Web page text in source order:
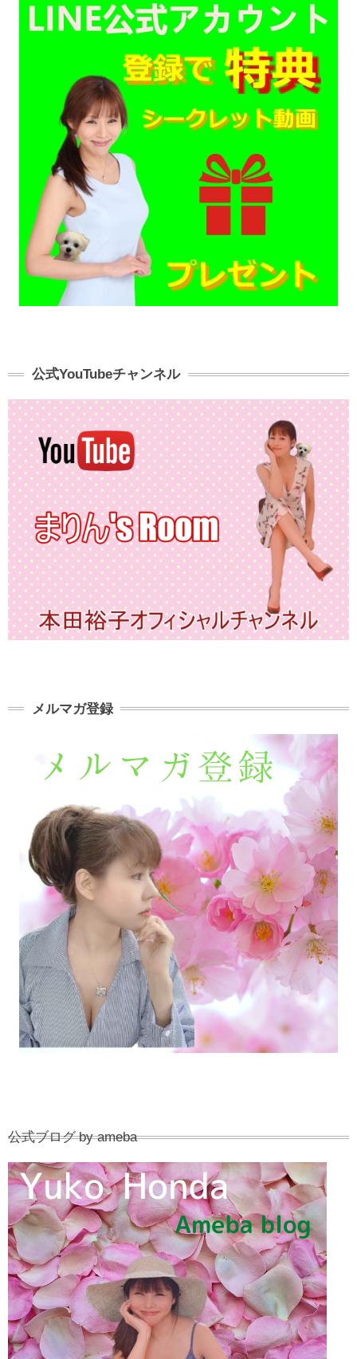
公式YouTubeチャンネル
メルマガ登録
公式ブログ by ameba